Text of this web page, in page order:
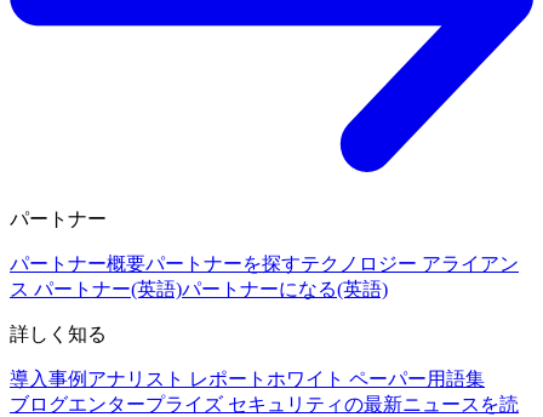
パートナー
パートナー概要パートナーを探すテクノロジー アライアン
ス パートナー(英語)パートナーになる(英語)
詳しく知る
導入事例 アナリスト レポート ホワイト ペーパー用語集
ブログエンタープライズ セキュリティの最新ニュースを読